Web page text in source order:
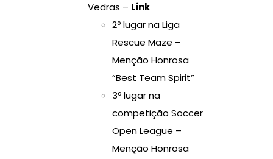
Vedras – Link
2º lugar na Liga
Rescue Maze –
Menção Honrosa
“Best Team Spirit”
3º lugar na
competição Soccer
Open League –
Menção Honrosa